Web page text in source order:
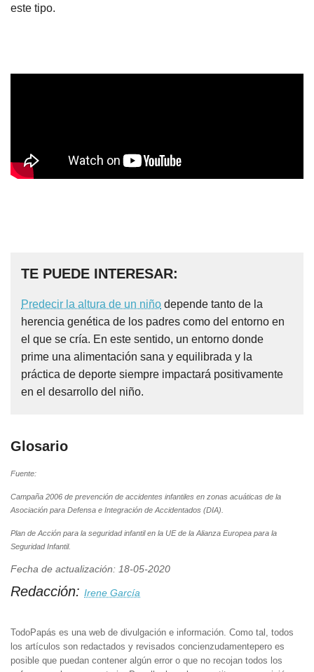
este tipo.
TE PUEDE INTERESAR:
Predecir la altura de un niño depende tanto de la
herencia genética de los padres como del entorno en
el que se cría. En este sentido, un entorno donde
prime una alimentación sana y equilibrada y la
práctica de deporte siempre impactará positivamente
en el desarrollo del niño.
Glosario
Fuente:
Campaña 2006 de prevención de accidentes infantiles en zonas acuáticas de la
Asociación para Defensa e Integración de Accidentados (DIA).
Plan de Acción para la seguridad infantil en la UE de la Alianza Europea para la
Seguridad Infantil.
Fecha de actualización: 18-05-2020
Redacción: Irene García
TodoPapás es una web de divulgación e información. Como tal, todos
los artículos son redactados y revisados concienzudamentepero es
posible que puedan contener algún error o que no recojan todos los